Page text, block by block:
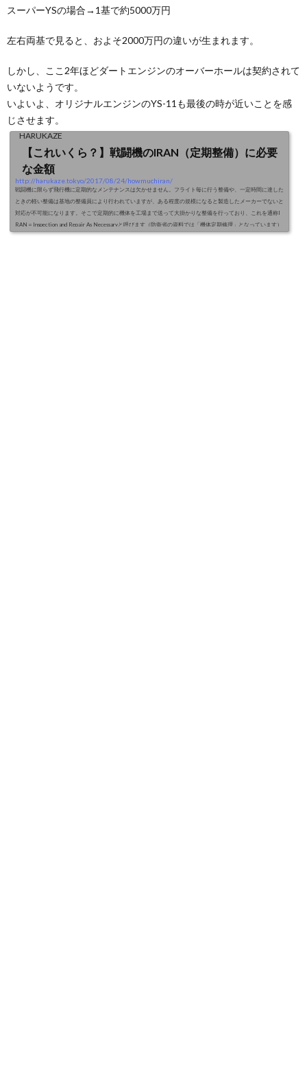
スーパーYSの場合→1基で約5000万円
左右両基で見ると、およそ2000万円の違いが生まれます。
しかし、ここ2年ほどダートエンジンのオーバーホールは契約されて
いないようです。
いよいよ、オリジナルエンジンのYS-11も最後の時が近いことを感
じさせます。
HARUKAZE
【これいくら？】戦闘機のIRAN（定期整備）に必要
な金額
http://harukaze.tokyo/2017/08/24/howmuchiran/
戦闘機に限らず飛行機に定期的なメンテナンスは欠かせません。フライト毎に行う整備や、一定時間に達した
ときの軽い整備は基地の整備員により行われていますが、ある程度の規模になると製造したメーカーでないと
対応が不可能になります。そこで定期的に機体を工場まで送って大掛かりな整備を行っており、これを通称I
RAN＝Inspection and Repair As Necessaryと呼びます（防衛省の資料では「機体定期修理」となっています）
ちなみに国内の戦闘機は全て三菱重工が生産・ライセンス生産しているので、基本的にIRANも三菱重工が担